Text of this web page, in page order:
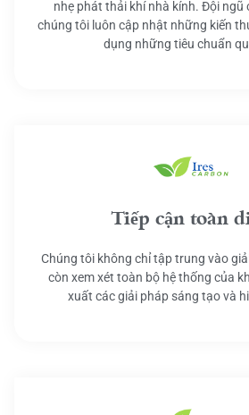
nhẹ phát thải khí nhà kính. Đội ngũ
chúng tôi luôn cập nhật những kiến
dụng những tiêu chuẩn
Tiếp cận toàn
Chúng tôi không chỉ tập trung vào
còn xem xét toàn bộ hệ thống của
xuất các giải pháp sáng tạo và